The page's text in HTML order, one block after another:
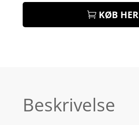
KØB HER
Beskrivelse